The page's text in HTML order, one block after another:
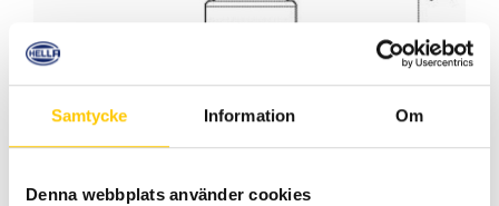
Samtycke Information Om
Denna webbplats använder cookies